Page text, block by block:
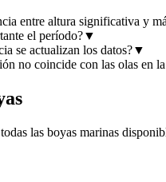
entre altura significativa y
el período?▼
se actualizan los datos?▼
no coincide con las olas en
las boyas marinas